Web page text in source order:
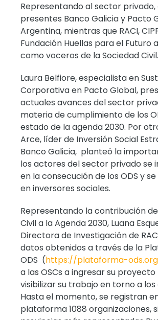
Representando al sector
presentes Banco Galicia y Pacto
Argentina, mientras que RACI,
Fundación Huellas para el Futuro
como voceros de la Sociedad Civil.
Laura Belfiore, especialista en
Corporativa en Pacto Global,
actuales avances del sector
materia de cumplimiento de los
estado de la agenda 2030. Por
Arce, líder de Inversión Social
Banco Galicia, planteó la
los actores del sector privado se
en la consecución de los ODS y
en inversores sociales.
Representando la contribución
Civil a la Agenda 2030, Luana
Directora de Investigación de
datos obtenidos a través de la
ODS (https://plataforma-
a las OSCs a ingresar su
visibilizar su trabajo en torno a los
Hasta el momento, se registran
plataforma 1088 organizaciones,